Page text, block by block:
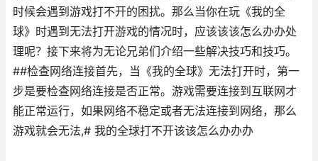
时候会遇到游戏打不开的困扰。那么当你在玩《我的全
球》时遇到无法打开游戏的情况时，应该该该怎么办办处
理呢？接下来将为无论兄弟们介绍一些解决技巧和技巧。
##检查网络连接首先，当《我的全球》无法打开时，第一
步是要检查网络连接是否正常。游戏需要连接到互联网才
能正常运行，如果网络不稳定或者无法连接到网络，那么
游戏就会无法,# 我的全球打不开该该怎么办办办